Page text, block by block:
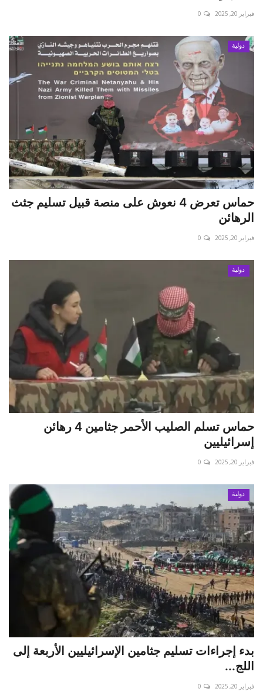
فبراير 20, 2025 0
دولية
حماس تعرض 4 نعوش على منصة قبيل تسليم جثث
الرهائن
فبراير 20, 2025 0
دولية
حماس تسلم الصليب الأحمر جثامين 4 رهائن
إسرائيليين
فبراير 20, 2025 0
دولية
‏بدء إجراءات تسليم جثامين الإسرائيليين الأربعة إلى
اللج...
فبراير 20, 2025 0